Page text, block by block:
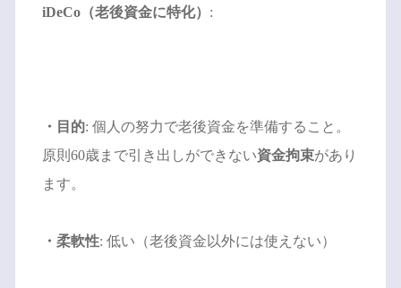
iDeCo（老後資金に特化） :
・目的: 個人の努力で老後資金を準備すること。
原則60歳まで引き出しができない資金拘束があり
ます。
・柔軟性: 低い（老後資金以外には使えない）